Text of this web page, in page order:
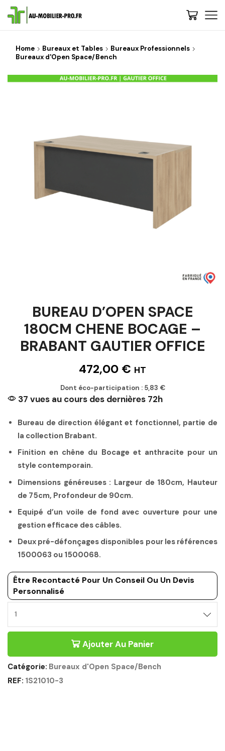
Home Bureaux et Tables
Bureaux Professionnels
Bureaux d'Open Space/Bench
BUREAU D’OPEN SPACE
180CM CHENE BOCAGE –
BRABANT GAUTIER OFFICE
472,00 € HT
Dont éco-participation : 5,83 €
37 vues au cours des dernières 72h
Bureau de direction élégant et fonctionnel, partie de
la collection Brabant.
Finition en chêne du Bocage et anthracite pour un
style contemporain.
Dimensions généreuses : Largeur de 180cm, Hauteur
de 75cm, Profondeur de 90cm.
Equipé d’un voile de fond avec ouverture pour une
gestion efficace des câbles.
Deux pré-défonçages disponibles pour les références
1500063 ou 1500068.
Être Recontacté Pour Un Conseil Ou Un Devis
Personnalisé
Ajouter Au Panier
Catégorie: Bureaux d'Open Space/Bench
REF: 1S21010-3